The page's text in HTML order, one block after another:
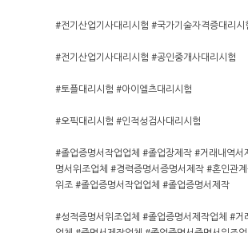
#전기산업기사대리시험 #국가기술자격증대리시
#전기산업기사대리시험 #공인중개사대리시험
#토플대리시험 #아이엘츠대리시험
#오픽대리시험 #인적성검사대리시험
#졸업증명서작업업체 #졸업장제작 #거래내역서
명서위조업체 #경력증명서증명서제작 #혼인관계
위조 #졸업증명서작업업체 #졸업증명서제작
#성적증명서위조업체 #졸업증명서제작업체 #거